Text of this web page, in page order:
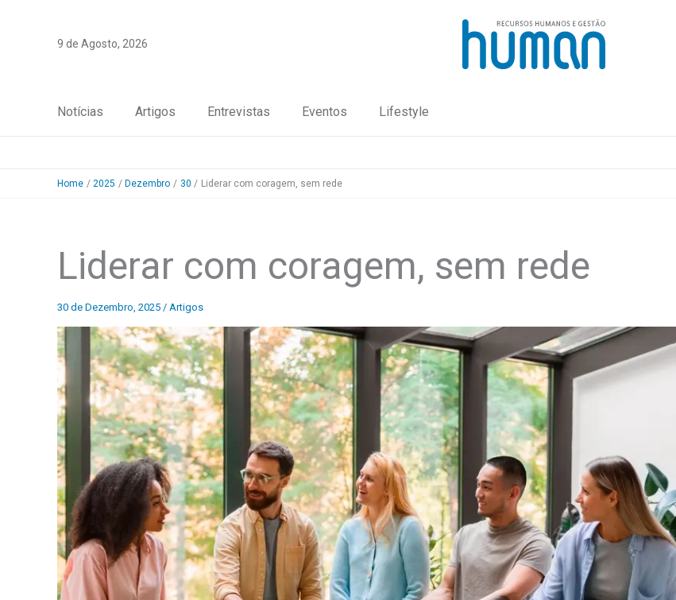
9 de Agosto, 2026
Notícias Artigos Entrevistas Eventos Lifestyle
Home 2025 Dezembro 30 Liderar com coragem, sem rede
Liderar com coragem, sem rede
30 de Dezembro, 2025 / Artigos